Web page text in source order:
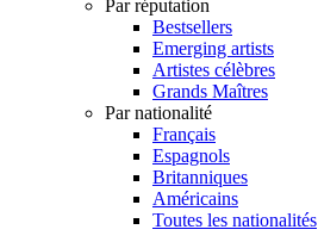
Par réputation
Bestsellers
Emerging artists
Artistes célèbres
Grands Maîtres
Par nationalité
Français
Espagnols
Britanniques
Américains
Toutes les nationalités